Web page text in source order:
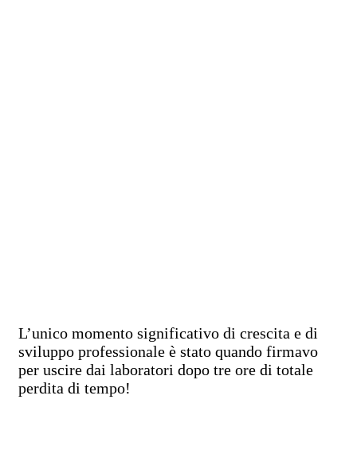
L’unico momento significativo di crescita e di
sviluppo professionale è stato quando firmavo
per uscire dai laboratori dopo tre ore di totale
perdita di tempo!